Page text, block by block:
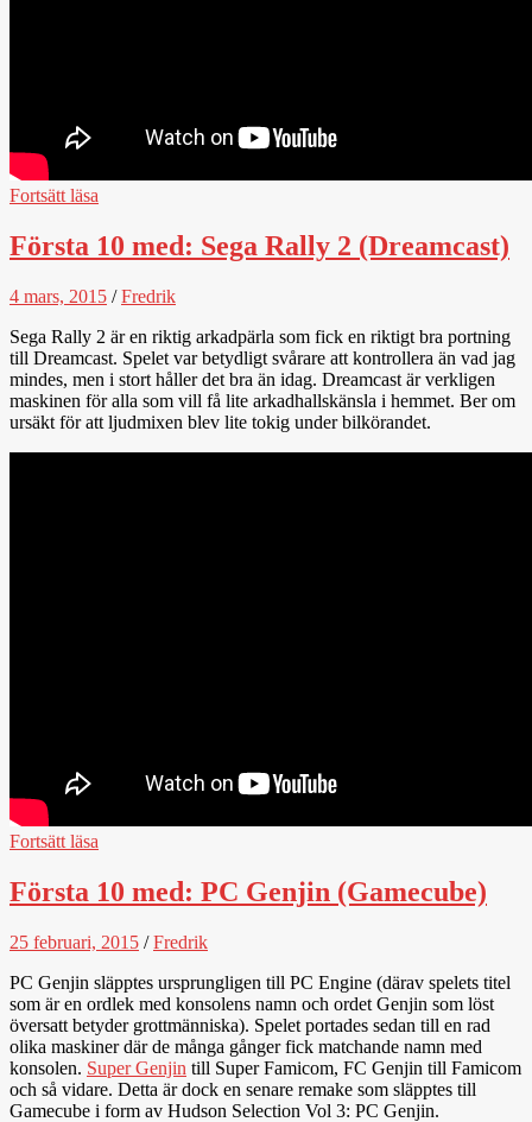
Fortsätt läsa
Första 10 med: Sega Rally 2 (Dreamcast)
4 mars, 2015 /Fredrik
Sega Rally 2 är en riktig arkadpärla som fick en riktigt bra portning
till Dreamcast. Spelet var betydligt svårare att kontrollera än vad jag
mindes, men i stort håller det bra än idag. Dreamcast är verkligen
maskinen för alla som vill få lite arkadhallskänsla i hemmet. Ber om
ursäkt för att ljudmixen blev lite tokig under bilkörandet.
Fortsätt läsa
Första 10 med: PC Genjin (Gamecube)
25 februari, 2015 /Fredrik
PC Genjin släpptes ursprungligen till PC Engine (därav spelets titel
som är en ordlek med konsolens namn och ordet Genjin som löst
översatt betyder grottmänniska). Spelet portades sedan till en rad
olika maskiner där de många gånger fick matchande namn med
konsolen. Super Genjin till Super Famicom, FC Genjin till Famicom
och så vidare. Detta är dock en senare remake som släpptes till
Gamecube i form av Hudson Selection Vol 3: PC Genjin.